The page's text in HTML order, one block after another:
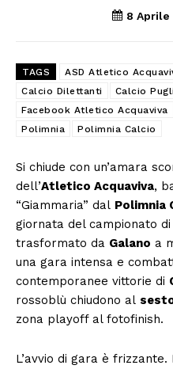
8 Aprile
TAGS ASD Atletico
Calcio Dilettanti
Calcio
Facebook Atletico Acquaviva
Polimnia
Polimnia Calcio
Si chiude con un’amara
dell’Atletico Acquaviva,
“Giammaria” dal Polimnia
giornata del campionato
trasformato da Galano a
una gara intensa e
contemporanee vittorie di
rossoblù chiudono al
zona playoff al fotofinish.
L’avvio di gara è